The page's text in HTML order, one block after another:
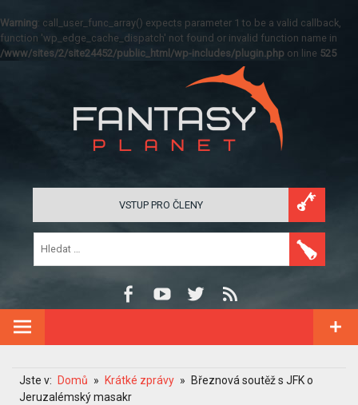
Warning: call_user_func_array() expects parameter 1 to be a valid callback,
function 'wp_edge_cache_dispatch' not found or invalid function name in
/www/sites/2/site24452/public_html/wp-includes/plugin.php on line 525
VSTUP PRO ČLENY
Jste v: Domů Krátké zprávy
Březnová soutěž s JFK o
Jeruzalémský masakr